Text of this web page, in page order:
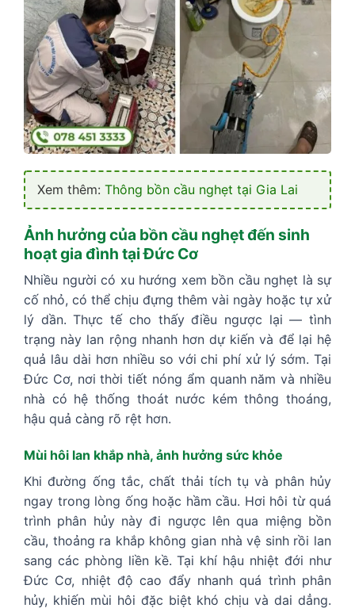
Xem thêm: Thông bồn cầu nghẹt tại Gia Lai
Ảnh hưởng của bồn cầu nghẹt đến sinh
hoạt gia đình tại Đức Cơ
Nhiều người có xu hướng xem bồn cầu nghẹt là sự
cố nhỏ, có thể chịu đựng thêm vài ngày hoặc tự xử
lý dần. Thực tế cho thấy điều ngược lại — tình
trạng này lan rộng nhanh hơn dự kiến và để lại hệ
quả lâu dài hơn nhiều so với chi phí xử lý sớm. Tại
Đức Cơ, nơi thời tiết nóng ẩm quanh năm và nhiều
nhà có hệ thống thoát nước kém thông thoáng,
hậu quả càng rõ rệt hơn.
Mùi hôi lan khắp nhà, ảnh hưởng sức khỏe
Khi đường ống tắc, chất thải tích tụ và phân hủy
ngay trong lòng ống hoặc hầm cầu. Hơi hôi từ quá
trình phân hủy này đi ngược lên qua miệng bồn
cầu, thoảng ra khắp không gian nhà vệ sinh rồi lan
sang các phòng liền kề. Tại khí hậu nhiệt đới như
Đức Cơ, nhiệt độ cao đẩy nhanh quá trình phân
hủy, khiến mùi hôi đặc biệt khó chịu và dai dẳng.